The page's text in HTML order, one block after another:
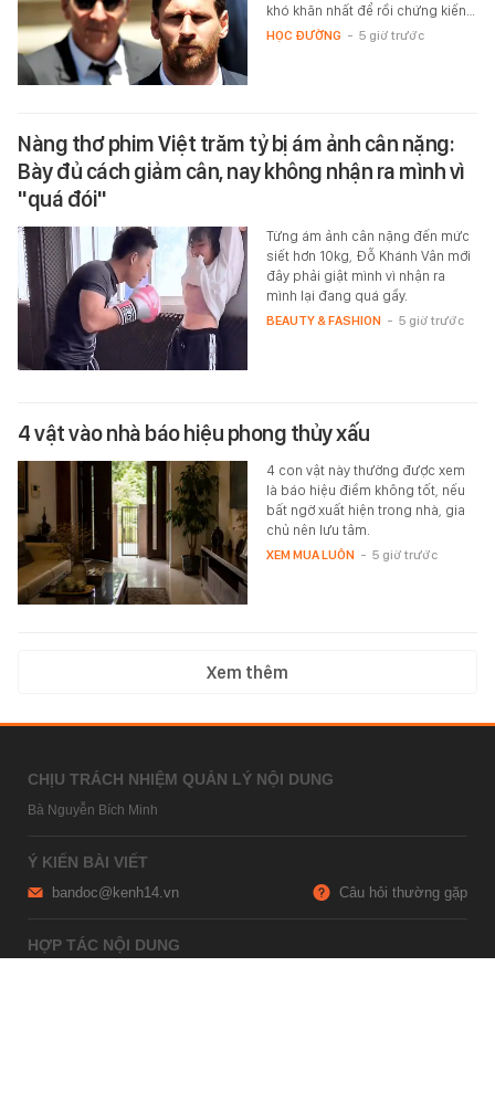
khó khăn nhất để rồi chứng kiến…
HỌC ĐƯỜNG - 5 giờ trước
Nàng thơ phim Việt trăm tỷ bị ám ảnh cân nặng:
Bày đủ cách giảm cân, nay không nhận ra mình vì
"quá đói"
Từng ám ảnh cân nặng đến mức
siết hơn 10kg, Đỗ Khánh Vân mới
đây phải giật mình vì nhận ra
mình lại đang quá gầy.
BEAUTY & FASHION - 5 giờ trước
4 vật vào nhà báo hiệu phong thủy xấu
4 con vật này thường được xem
là báo hiệu điềm không tốt, nếu
bất ngờ xuất hiện trong nhà, gia
chủ nên lưu tâm.
XEM MUA LUÔN - 5 giờ trước
Xem thêm
CHỊU TRÁCH NHIỆM QUẢN LÝ NỘI DUNG
Bà Nguyễn Bích Minh
Ý KIẾN BÀI VIẾT
bandoc@kenh14.vn Câu hỏi thường gặp
HỢP TÁC NỘI DUNG